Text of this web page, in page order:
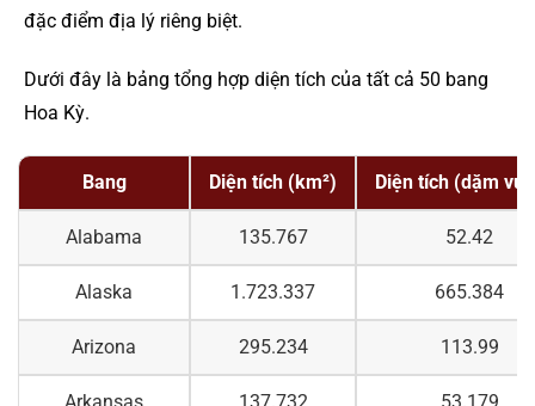
đặc điểm địa lý riêng biệt.
Dưới đây là bảng tổng hợp diện tích của tất cả 50 bang
Hoa Kỳ.
Bang Diện tích (km²) Diện tích (dặm
Alabama 135.767 52.42
Alaska 1.723.337 665.384
Arizona 295.234 113.99
Arkansas 137.732 53.179